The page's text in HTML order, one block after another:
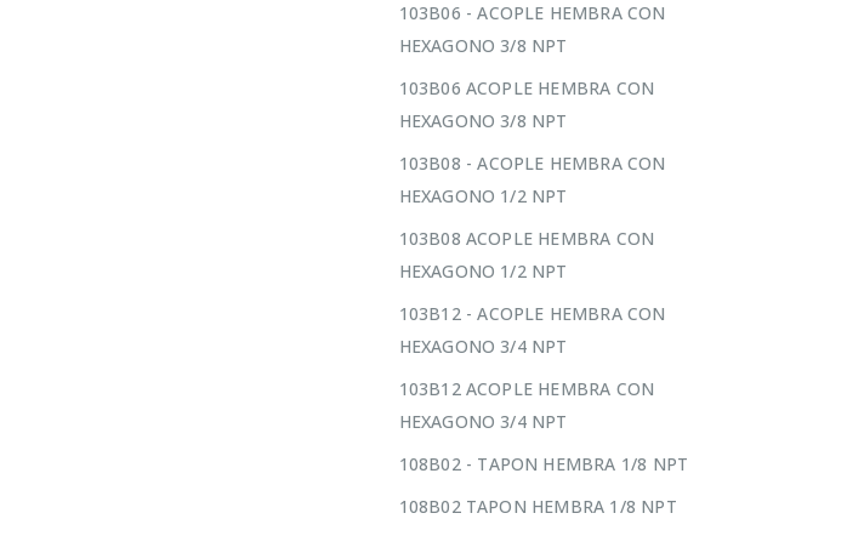
103B06 - ACOPLE HEMBRA CON
HEXAGONO 3/8 NPT
103B06 ACOPLE HEMBRA CON
HEXAGONO 3/8 NPT
103B08 - ACOPLE HEMBRA CON
HEXAGONO 1/2 NPT
103B08 ACOPLE HEMBRA CON
HEXAGONO 1/2 NPT
103B12 - ACOPLE HEMBRA CON
HEXAGONO 3/4 NPT
103B12 ACOPLE HEMBRA CON
HEXAGONO 3/4 NPT
108B02 - TAPON HEMBRA 1/8 NPT
108B02 TAPON HEMBRA 1/8 NPT